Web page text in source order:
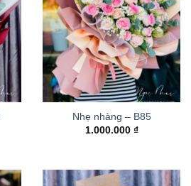
Nhẹ nhàng – B85
1.000.000 ₫